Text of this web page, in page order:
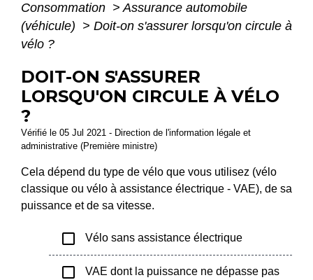
Consommation > Assurance automobile
(véhicule) > Doit-on s'assurer lorsqu'on circule à
vélo ?
DOIT-ON S'ASSURER
LORSQU'ON CIRCULE À VÉLO
?
Vérifié le 05 Jul 2021 - Direction de l'information légale et
administrative (Première ministre)
Cela dépend du type de vélo que vous utilisez (vélo
classique ou vélo à assistance électrique - VAE), de sa
puissance et de sa vitesse.
check_box_outline_blank Vélo sans assistance électrique
check_box_outline_blank
VAE dont la puissance ne dépasse pas